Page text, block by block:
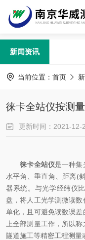
新闻资讯
当前位置： 首页
徕卡全站仪按测
更新时间：2021-12-
徕卡全站仪是一种集
水平角、垂直角、距离(
器系统。与光学经纬仪
盘，将人工光学测微读
单化，且可避免读数误
上全部测量工作，所以
隧道施工等精密工程测量